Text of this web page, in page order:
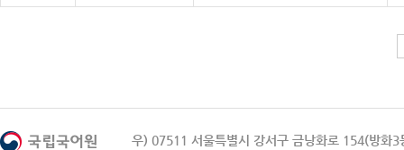
우) 07511 서울특별시 강서구 금낭화로 154(방화3